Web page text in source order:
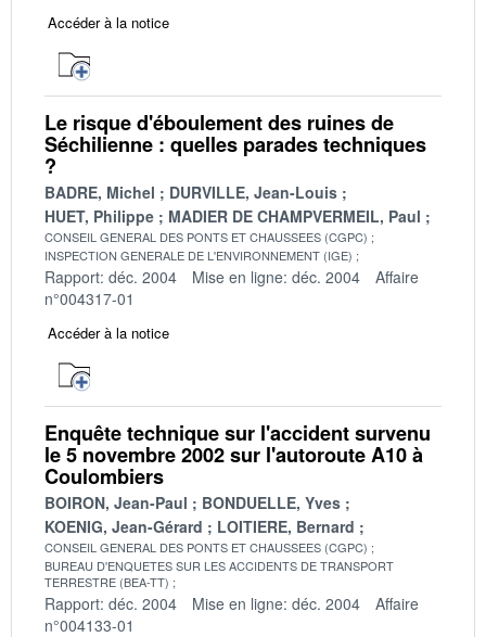
Accéder à la notice
Le risque d'éboulement des ruines de
Séchilienne : quelles parades techniques
?
BADRE, Michel
DURVILLE, Jean-Louis
HUET, Philippe
MADIER DE CHAMPVERMEIL, Paul
CONSEIL GENERAL DES PONTS ET CHAUSSEES (CGPC)
INSPECTION GENERALE DE L'ENVIRONNEMENT (IGE)
Rapport: déc. 2004 Mise en ligne: déc. 2004
Affaire
n°004317-01
Accéder à la notice
Enquête technique sur l'accident survenu
le 5 novembre 2002 sur l'autoroute A10 à
Coulombiers
BOIRON, Jean-Paul
BONDUELLE, Yves
KOENIG, Jean-Gérard
LOITIERE, Bernard
CONSEIL GENERAL DES PONTS ET CHAUSSEES (CGPC)
BUREAU D'ENQUETES SUR LES ACCIDENTS DE TRANSPORT
TERRESTRE (BEA-TT)
Rapport: déc. 2004 Mise en ligne: déc. 2004
Affaire
n°004133-01